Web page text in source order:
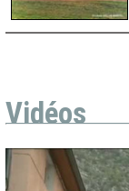
Vidéos